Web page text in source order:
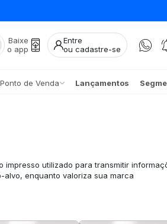
Baixe
o app
Entre
ou cadastre-se
Ponto de Venda Lançamentos
impresso utilizado para transmitir
enquanto valoriza sua marca